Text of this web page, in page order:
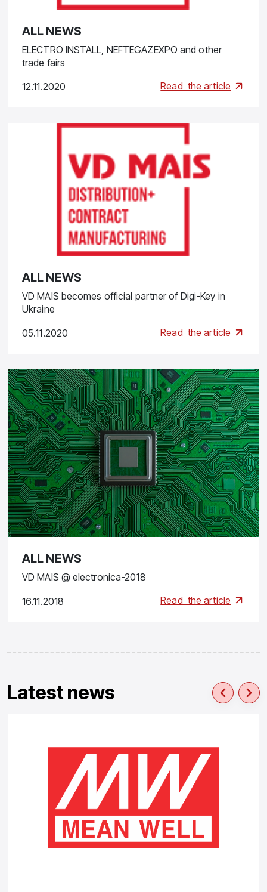
ALL NEWS
ELECTRO INSTALL, NEFTEGAZEXPO and other
trade fairs
12.11.2020 Read the article
ALL NEWS
VD MAIS becomes official partner of Digi-Key in
Ukraine
05.11.2020 Read the article
ALL NEWS
VD MAIS @ electronica-2018
16.11.2018 Read the article
Latest news